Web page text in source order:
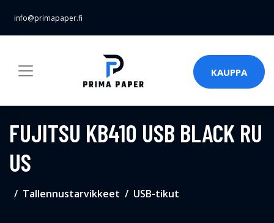
info@primapaper.fi
KAUPPA
FUJITSU KB410 USB BLACK RU
US
Tallennustarvikkeet USB-tikut